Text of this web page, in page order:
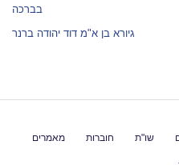
בברכה
גיורא בן א"מ דוד יהודה ברנר
שו"ת חוברות מאמרים